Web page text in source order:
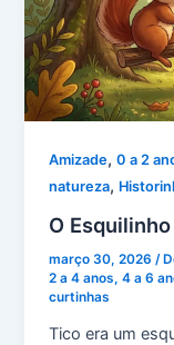
Amizade,0 a 2
natureza,
O
março 30, 2026 /
2 a 4 anos,4 a 6
curtinhas
Tico era um